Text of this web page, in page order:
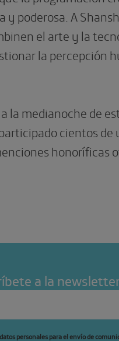
y poderosa. A
el arte y la
la percepción
la medianoche de
cientos de
honoríficas
a la
personales para el envío de